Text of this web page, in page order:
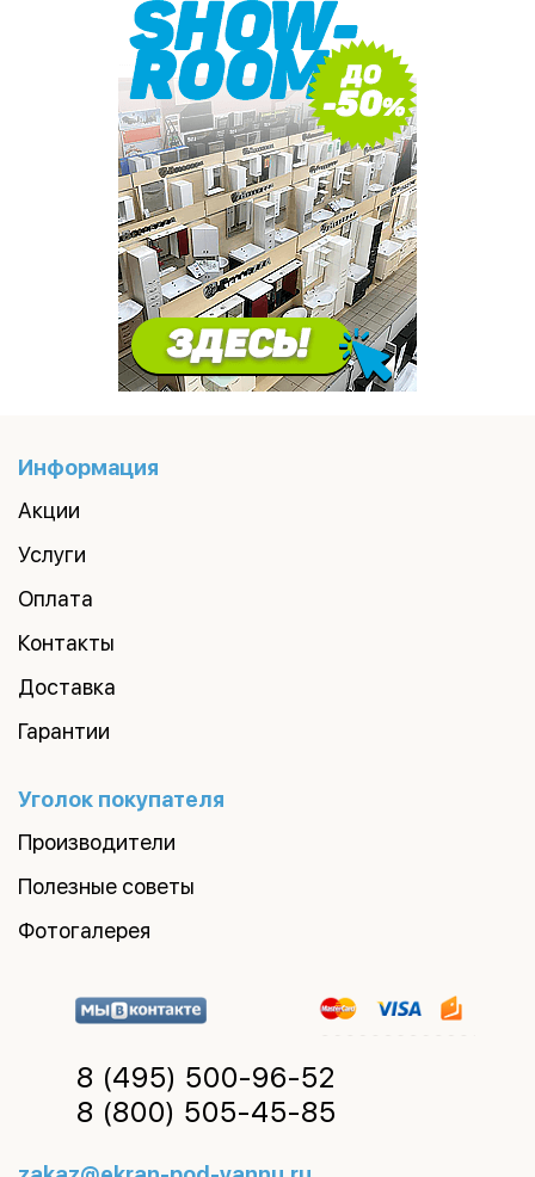
Информация
Акции
Услуги
Оплата
Контакты
Доставка
Гарантии
Уголок покупателя
Производители
Полезные советы
Фотогалерея
8 (495) 500-96-52
8 (800) 505-45-85